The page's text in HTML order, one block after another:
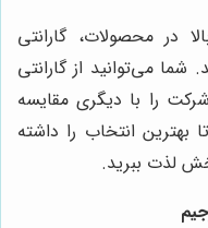
در محصولات، گارانتی
می‌توانید از گارانتی
را با دیگری مقایسه
انتخاب را داشته
لذت ببرید.